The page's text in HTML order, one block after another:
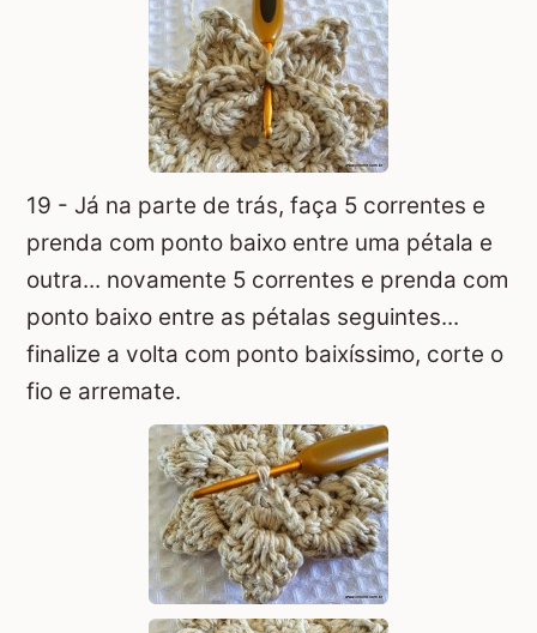
19 - Já na parte de trás, faça 5 correntes e
prenda com ponto baixo entre uma pétala e
outra... novamente 5 correntes e prenda com
ponto baixo entre as pétalas seguintes...
finalize a volta com ponto baixíssimo, corte o
fio e arremate.